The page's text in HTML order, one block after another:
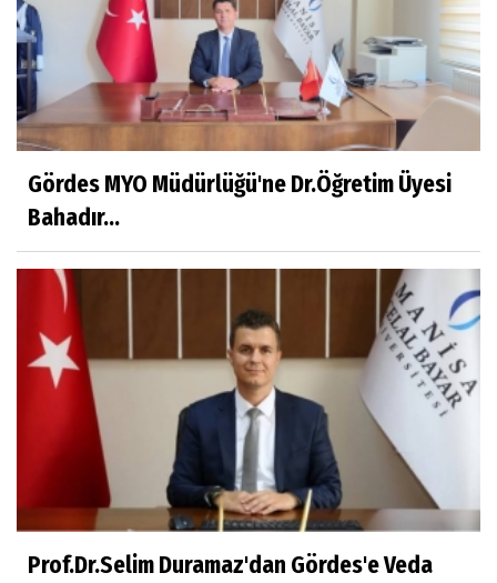
Adı Sanı Olmak
Eylül SEYHAN
Gezerken Zamanın Kollarındaki Ruhuma
Rastlamak
Kahramanlar
Prof.Dr.Süleyman Sami İLKER
Mühendislerin de Sanat Ruhu Olmalı
Dr.Fatih KESKİN
Millî Edebiyat, Millî Şuur, Millî Takım
Gördes MYO Müdürlüğü'ne Dr.Öğretim Üyesi
Bahadır...
Prof.Dr.Selim Duramaz'dan Gördes'e Veda